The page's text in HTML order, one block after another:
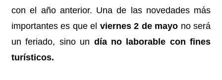
con el año anterior. Una de las novedades más
importantes es que el viernes 2 de mayo no será
un feriado, sino un día no laborable con fines
turísticos.